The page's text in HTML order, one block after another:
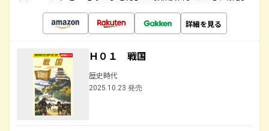
詳細を見る
Ｈ０１ 戦国
歴史時代
2025.10.23 発売